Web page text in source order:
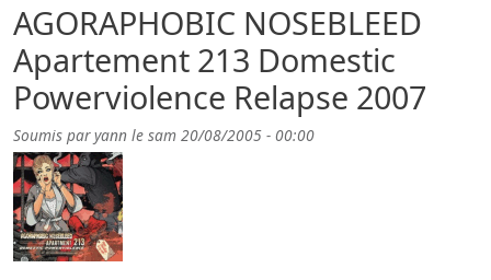
AGORAPHOBIC NOSEBLEED
Apartement 213 Domestic
Powerviolence Relapse 2007
Soumis paryann le sam 20/08/2005 - 00:00